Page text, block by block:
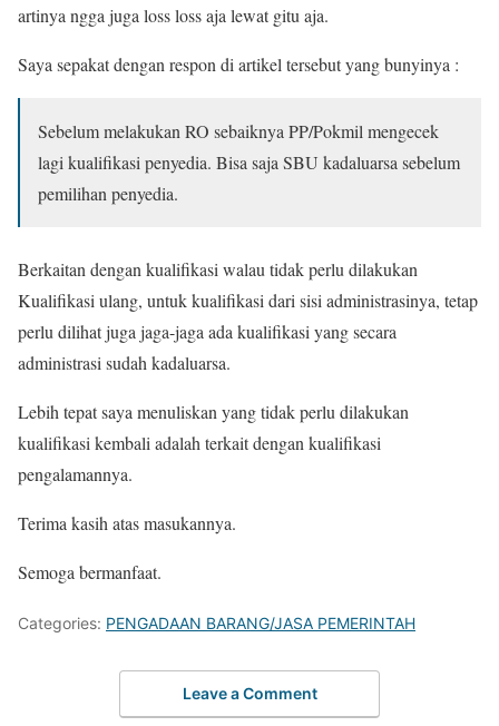
artinya ngga juga loss loss aja lewat gitu aja.
Saya sepakat dengan respon di artikel tersebut yang bunyinya :
Sebelum melakukan RO sebaiknya PP/Pokmil mengecek
lagi kualifikasi penyedia. Bisa saja SBU kadaluarsa sebelum
pemilihan penyedia.
Berkaitan dengan kualifikasi walau tidak perlu dilakukan
Kualifikasi ulang, untuk kualifikasi dari sisi administrasinya, tetap
perlu dilihat juga jaga-jaga ada kualifikasi yang secara
administrasi sudah kadaluarsa.
Lebih tepat saya menuliskan yang tidak perlu dilakukan
kualifikasi kembali adalah terkait dengan kualifikasi
pengalamannya.
Terima kasih atas masukannya.
Semoga bermanfaat.
Categories: PENGADAAN BARANG/JASA PEMERINTAH
Leave a Comment